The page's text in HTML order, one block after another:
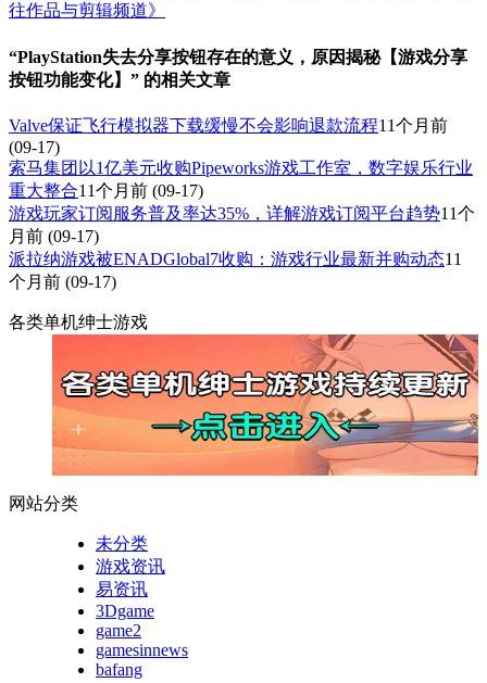
往作品与剪辑频道》
“PlayStation失去分享按钮存在的意义，原因揭秘【游戏分享
按钮功能变化】” 的相关文章
Valve保证飞行模拟器下载缓慢不会影响退款流程11个月前
(09-17)
索马集团以1亿美元收购Pipeworks游戏工作室，数字娱乐行业
重大整合11个月前 (09-17)
游戏玩家订阅服务普及率达35%，详解游戏订阅平台趋势11个
月前 (09-17)
派拉纳游戏被ENADGlobal7收购：游戏行业最新并购动态11
个月前 (09-17)
各类单机绅士游戏
网站分类
未分类
游戏资讯
易资讯
3Dgame
game2
gamesinnews
bafang